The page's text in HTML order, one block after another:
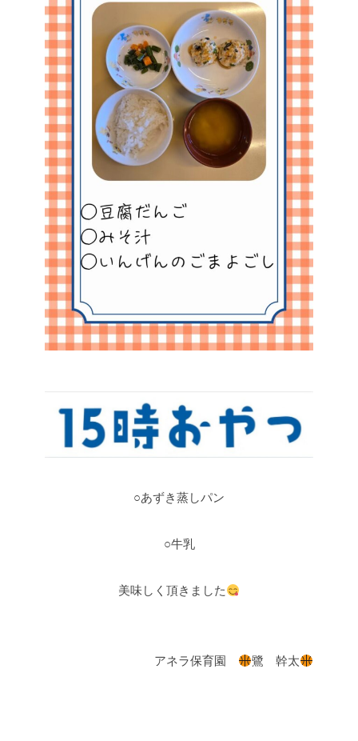
○あずき蒸しパン
○牛乳
美味しく頂きました
アネラ保育園 鷺 幹太